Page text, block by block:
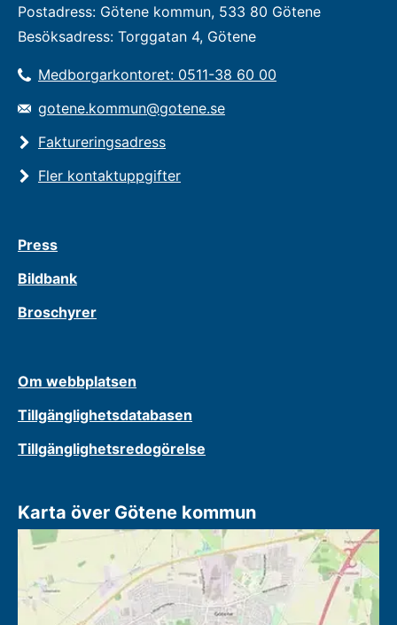
Postadress: Götene kommun, 533 80 Götene
Besöksadress: Torggatan 4, Götene
Medborgarkontoret: 0511-38 60 00
gotene.kommun@gotene.se
Faktureringsadress
Fler kontaktuppgifter
Press
Bildbank
Broschyrer
Om webbplatsen
Tillgänglighetsdatabasen
Tillgänglighetsredogörelse
Karta över Götene kommun